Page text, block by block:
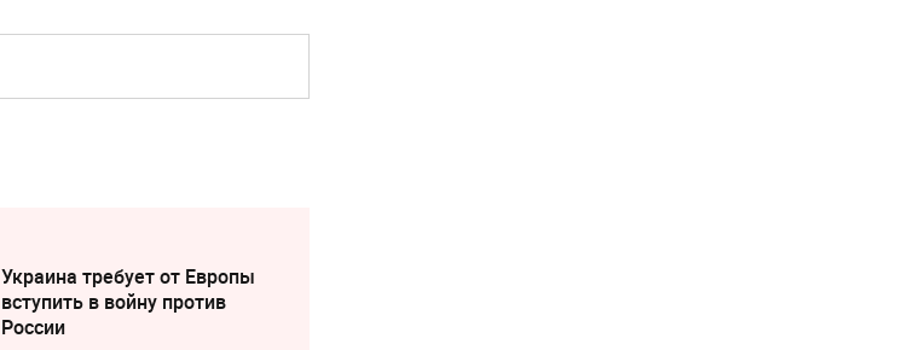
Украина требует от Европы
вступить в войну против
России